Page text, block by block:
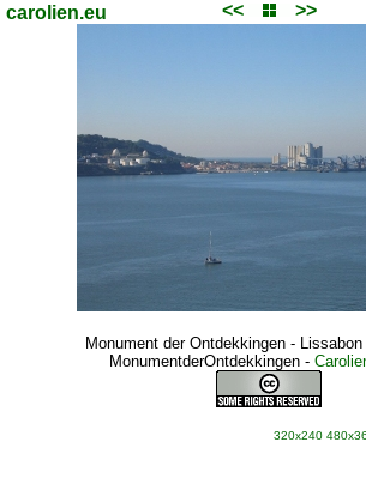
carolien.eu << >>
Monument der Ontdekkingen -
MonumentderOntdekkingen -
320x240